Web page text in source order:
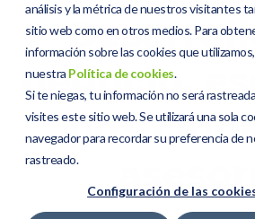
análisis y la métrica de nuestros visitantes
sitio web como en otros medios. Para
información sobre las cookies que
nuestra Política de cookies.
Si te niegas, tu información no será
visites este sitio web. Se utilizará una sola
navegador para recordar su preferencia de
rastreado.
Configuración de las
negocio,